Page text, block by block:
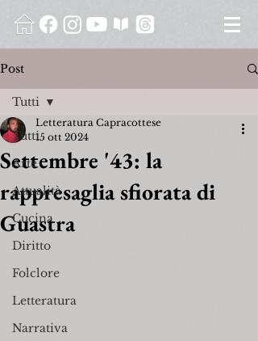
Post
Tutti
Arte
Attualità
Cucina
Diritto
Folclore
Letteratura
Narrativa
Tutti
Settembre '43: la
rappresaglia sfiorata di
Guastra
Letteratura Capracottese
15 ott 2024